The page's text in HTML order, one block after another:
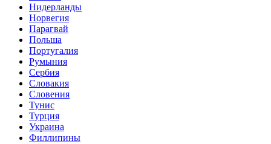
Нидерланды
Норвегия
Парагвай
Польша
Португалия
Румыния
Сербия
Словакия
Словения
Тунис
Турция
Украина
Филлипины